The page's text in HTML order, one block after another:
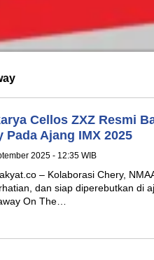
Cellos ZXZ Resmi
Pada Ajang IMX 2025
2025 - 12:35 WIB
– Kolaborasi Chery,
dan siap diperebutkan di
On The…